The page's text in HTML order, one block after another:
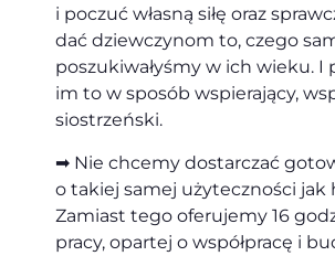
i poczuć własną siłę oraz
dać dziewczynom to, czego
poszukiwałyśmy w ich wieku. I
im to w sposób wspierający,
siostrzeński.
➡ Nie chcemy dostarczać
o takiej samej użyteczności jak
Zamiast tego oferujemy 16
pracy, opartej o współpracę i